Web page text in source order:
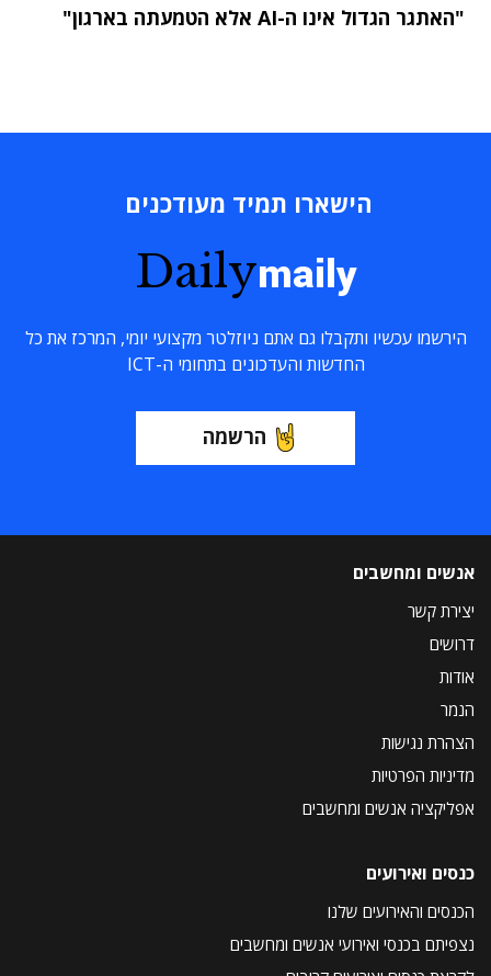
"האתגר הגדול אינו ה-AI אלא הטמעתה בארגון"
הישארו תמיד מעודכנים
Dailymaily
הירשמו עכשיו ותקבלו גם אתם ניוזלטר מקצועי יומי, המרכז את כל
החדשות והעדכונים בתחומי ה-ICT
הרשמה
אנשים ומחשבים
יצירת קשר
דרושים
אודות
הנמר
הצהרת נגישות
מדיניות הפרטיות
אפליקציה אנשים ומחשבים
כנסים ואירועים
הכנסים והאירועים שלנו
נצפיתם בכנסי ואירועי אנשים ומחשבים